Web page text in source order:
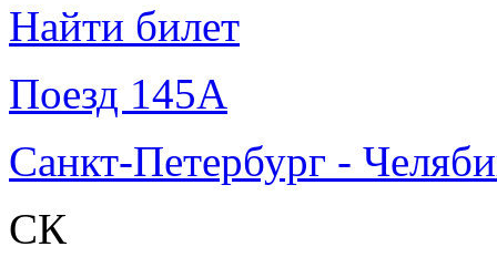
Найти билет
Поезд 145А
Санкт-Петербург -
СК